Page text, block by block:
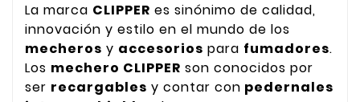
La marca CLIPPER es sinónimo de calidad,
innovación y estilo en el mundo de los
mecheros y accesorios para fumadores.
Los mechero CLIPPER son conocidos por
ser recargables y contar con pedernales